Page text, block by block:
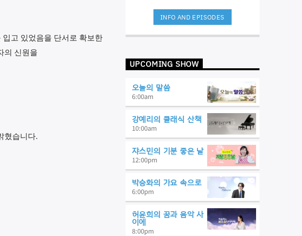
입고 있었음을 단서로 확보한
의 신원을
혔습니다.
INFO AND EPISODES
UPCOMING SHOW
오늘의 말씀
6:00am
강예리의 클래식 산책
10:00am
쟈스민의 기분 좋은 날
12:00pm
박승화의 가요 속으로
6:00pm
허윤희의 꿈과 음악 사
이에
8:00pm